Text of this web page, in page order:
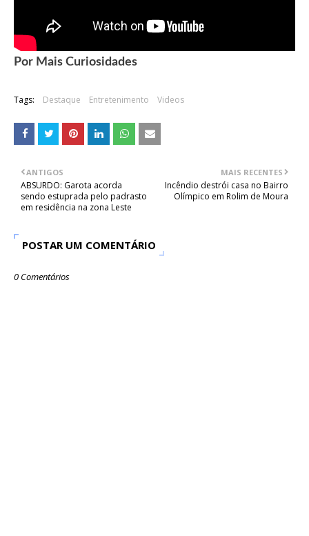
Por Mais Curiosidades
Tags: Destaque Entretenimento Videos
MAIS RECENTES
Incêndio destrói casa no Bairro
Olímpico em Rolim de Moura
ANTIGOS
ABSURDO: Garota acorda
sendo estuprada pelo padrasto
em residência na zona Leste
POSTAR UM COMENTÁRIO
0 Comentários